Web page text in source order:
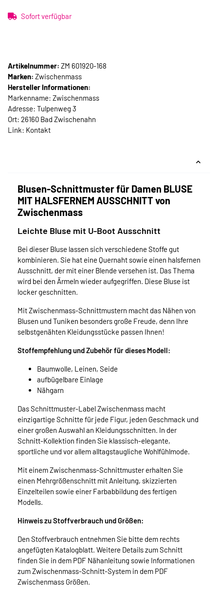
Sofort verfügbar
Artikelnummer: ZM 601920-168
Marken: Zwischenmass
Hersteller Informationen:
Markenname: Zwischenmass
Adresse: Tulpenweg 3
Ort: 26160 Bad Zwischenahn
Link: Kontakt
Blusen-Schnittmuster für Damen BLUSE
MIT HALSFERNEM AUSSCHNITT von
Zwischenmass
Leichte Bluse mit U-Boot Ausschnitt
Bei dieser Bluse lassen sich verschiedene Stoffe gut
kombinieren. Sie hat eine Quernaht sowie einen halsfernen
Ausschnitt, der mit einer Blende versehen ist. Das Thema
wird bei den Ärmeln wieder aufgegriffen. Diese Bluse ist
locker geschnitten.
Mit Zwischenmass-Schnittmustern macht das Nähen von
Blusen und Tuniken besonders große Freude, denn Ihre
selbstgenähten Kleidungsstücke passen Ihnen!
Stoffempfehlung und Zubehör für dieses Modell:
Baumwolle, Leinen, Seide
aufbügelbare Einlage
Nähgarn
Das Schnittmuster-Label Zwischenmass macht
einzigartige Schnitte für jede Figur, jeden Geschmack und
einer großen Auswahl an Kleidungsschnitten. In der
Schnitt-Kollektion finden Sie klassisch-elegante,
sportliche und vor allem alltagstaugliche Wohlfühlmode.
Mit einem Zwischenmass-Schnittmuster erhalten Sie
einen Mehrgrößenschnitt mit Anleitung, skizzierten
Einzelteilen sowie einer Farbabbildung des fertigen
Modells.
Hinweis zu Stoffverbrauch und Größen:
Den Stoffverbrauch entnehmen Sie bitte dem rechts
angefügten Katalogblatt. Weitere Details zum Schnitt
finden Sie in dem PDF Nähanleitung sowie Informationen
zum Zwischenmass-Schnitt-System in dem PDF
Zwischenmass Größen.